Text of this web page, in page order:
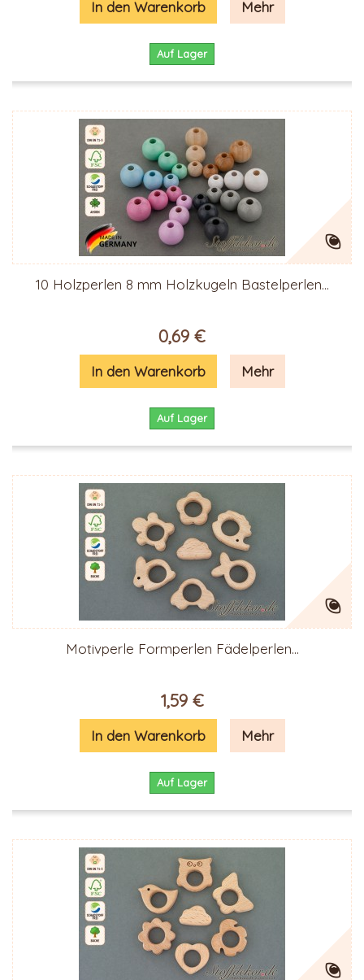
In den Warenkorb Mehr
Auf Lager
10 Holzperlen 8 mm Holzkugeln Bastelperlen...
0,69 €
In den Warenkorb Mehr
Auf Lager
Motivperle Formperlen Fädelperlen...
1,59 €
In den Warenkorb Mehr
Auf Lager